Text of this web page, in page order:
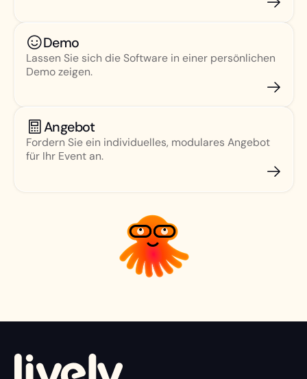
Demo
Lassen Sie sich die Software in einer persönlichen
Demo zeigen.
Angebot
Fordern Sie ein individuelles, modulares Angebot
für Ihr Event an.